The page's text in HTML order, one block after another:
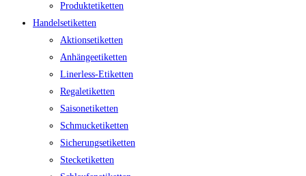
Produktetiketten
Handelsetiketten
Aktionsetiketten
Anhängeetiketten
Linerless-Etiketten
Regaletiketten
Saisonetiketten
Schmucketiketten
Sicherungsetiketten
Stecketiketten